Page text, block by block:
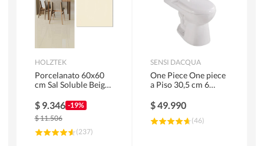
HOLZTEK
Porcelanato 60x60
cm Sal Soluble Beige
$ 9.346 -19%
$11.506
(237)
SENSI DACQUA
One Piece One piece
a Piso 30,5 cm 6
$49.990
(46)